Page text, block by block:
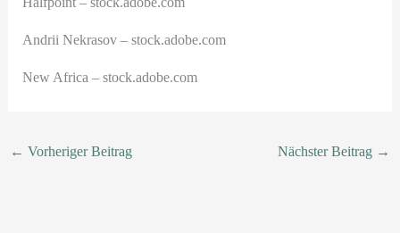
Andrii Nekrasov– stock.adobe.com
New Africa– stock.adobe.com
← Vorheriger Beitrag Nächster Beitrag →